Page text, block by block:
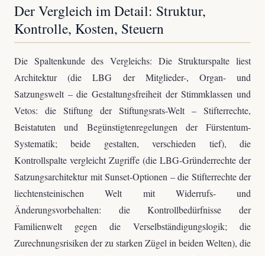
Der Vergleich im Detail: Struktur,
Kontrolle, Kosten, Steuern
Die Spaltenkunde des Vergleichs: Die Strukturspalte liest
Architektur (die LBG der Mitglieder-, Organ- und
Satzungswelt – die Gestaltungsfreiheit der Stimmklassen und
Vetos: die Stiftung der Stiftungsrats-Welt – Stifterrechte,
Beistatuten und Begünstigtenregelungen der Fürstentum-
Systematik; beide gestalten, verschieden tief), die
Kontrollspalte vergleicht Zugriffe (die LBG-Gründerrechte der
Satzungsarchitektur mit Sunset-Optionen – die Stifterrechte der
liechtensteinischen Welt mit Widerrufs- und
Änderungsvorbehalten: die Kontrollbedürfnisse der
Familienwelt gegen die Verselbständigungslogik; die
Zurechnungsrisiken der zu starken Zügel in beiden Welten), die